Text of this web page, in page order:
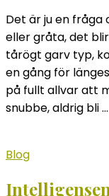
Det är ju en
eller gråta, det
tårögt garv typ,
en gång för
på fullt allvar att
snubbe, aldrig bli …
Blog